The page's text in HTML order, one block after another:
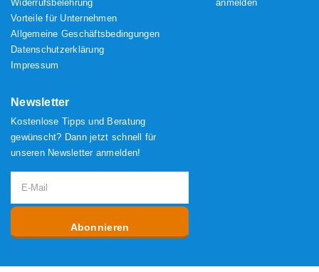
Widerrufsbelehrung
Vorteile für Unternehmen
Allgemeine Geschäftsbedingungen
Datenschutzerklärung
Impressum
anmelden
Newsletter
Kostenlose Tipps und Beratung
gewünscht? Dann jetzt schnell für
unseren Newsletter anmelden!
Abonnieren